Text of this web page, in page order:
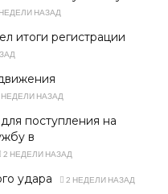
НАЗАД
итоги регистрации
НЕДЕЛИ НАЗАД
поступления на
в
2 НЕДЕЛИ НАЗАД
удара 2 НЕДЕЛИ НАЗАД